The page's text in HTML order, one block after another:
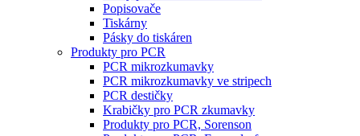
Popisovače
Tiskárny
Pásky do tiskáren
Produkty pro PCR
PCR mikrozkumavky
PCR mikrozkumavky ve stripech
PCR destičky
Krabičky pro PCR zkumavky
Produkty pro PCR, Sorenson